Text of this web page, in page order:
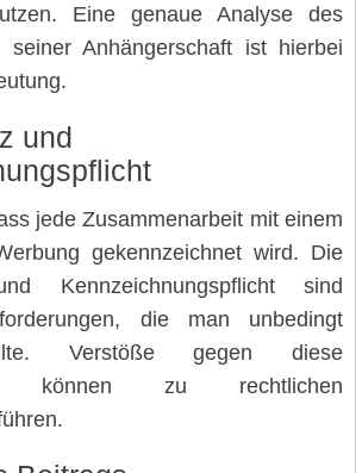
Eine genaue Analyse des
seiner Anhängerschaft ist hierbei
und
jede Zusammenarbeit mit einem
gekennzeichnet wird. Die
Kennzeichnungspflicht sind
die man unbedingt
Verstöße gegen diese
können zu rechtlichen